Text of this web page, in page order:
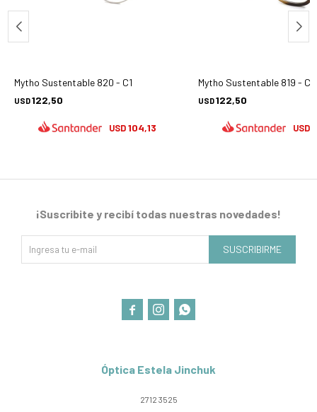
Mytho Sustentable 820 - C1
USD122,50
USD104,13
Mytho Sustentable 819 - C4
USD122,50
USD
Óptica Estela Jinchuk
2712 3525
¡Suscribite y recibí todas nuestras novedades!
SUSCRIBIRME
  